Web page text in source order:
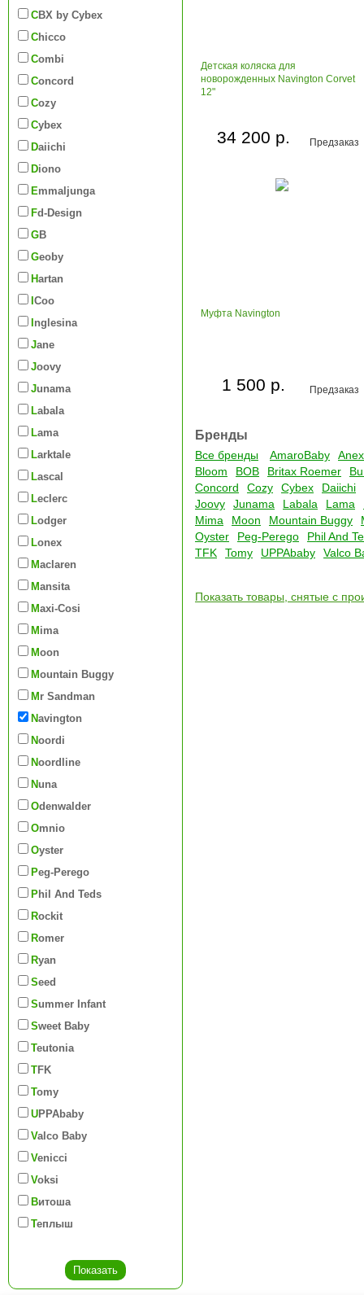
CBX by Cybex
Chicco
Combi
Concord
Cozy
Cybex
Daiichi
Diono
Emmaljunga
Fd-Design
GB
Geoby
Hartan
iCoo
Inglesina
Jane
Joovy
Junama
Labala
Lama
Larktale
Lascal
Leclerc
Lodger
Lonex
Maclaren
Mansita
Maxi-Cosi
Mima
Moon
Mountain Buggy
Mr Sandman
Navington
Noordi
Noordline
Nuna
Odenwalder
Omnio
Oyster
Peg-Perego
Phil And Teds
Rockit
Romer
Ryan
Seed
Summer Infant
Sweet Baby
Teutonia
TFK
Tomy
UPPAbaby
Valco Baby
Venicci
Voksi
Витоша
Теплыш
Детская коляска для
новорожденных Navington Corvet
12"
Предзаказ
34 200 р.
Муфта Navington
Предзаказ
1 500 р.
Бренды
Все бренды AmaroBaby
Anex
Bloom
BOB Britax Roemer
Concord
Cozy Cybex
Daiichi
Joovy
Junama Labala Lama
Mima
Moon Mountain Buggy
Oyster
Peg-Perego
Phil And
TFK
Tomy UPPAbaby Valco
Показать товары, снятые с